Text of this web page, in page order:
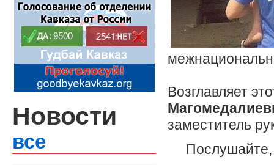
Возглавляет
заместитель
Послушайте,
Новости
все